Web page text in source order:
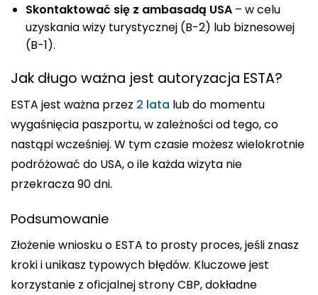
Skontaktować się z ambasadą USA– w celu
uzyskania wizy turystycznej (B-2) lub biznesowej
(B-1).
Jak długo ważna jest autoryzacja ESTA?
ESTA jest ważna przez 2 lata lub do momentu
wygaśnięcia paszportu, w zależności od tego, co
nastąpi wcześniej. W tym czasie możesz wielokrotnie
podróżować do USA, o ile każda wizyta nie
przekracza 90 dni.
Podsumowanie
Złożenie wniosku o ESTA to prosty proces, jeśli znasz
kroki i unikasz typowych błędów. Kluczowe jest
korzystanie z oficjalnej strony CBP, dokładne